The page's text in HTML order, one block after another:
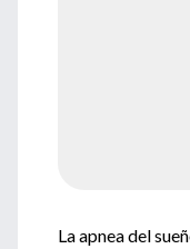
La apnea del